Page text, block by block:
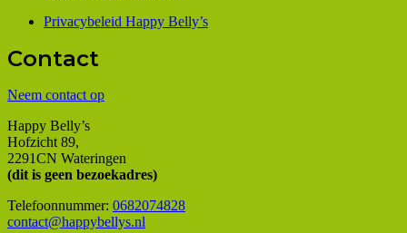
Privacybeleid Happy Belly’s
Contact
Neem contact op
Happy Belly’s
Hofzicht 89,
2291CN Wateringen
(dit is geen bezoekadres)
Telefoonnummer: 0682074828
contact@happybellys.nl